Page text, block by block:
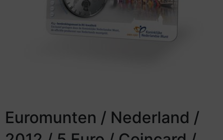
Euromunten / Nederland /